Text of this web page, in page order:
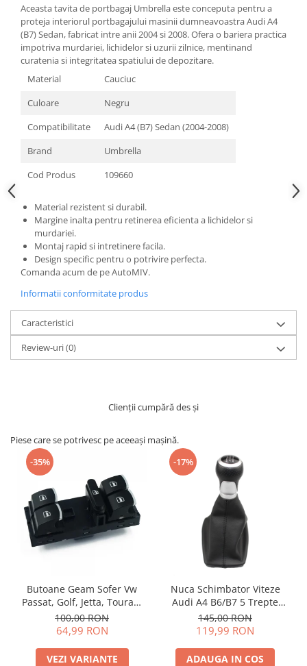
Aceasta tavita de portbagaj Umbrella este conceputa pentru a
proteja interiorul portbagajului masinii dumneavoastra Audi A4
(B7) Sedan, fabricat intre anii 2004 si 2008. Ofera o bariera practica
impotriva murdariei, lichidelor si uzurii zilnice, mentinand
curatenia si integritatea spatiului de depozitare.
Material
Cauciuc
Culoare
Negru
Compatibilitate
Audi A4 (B7) Sedan (2004-2008)
Brand
Umbrella
Cod Produs
109660
Material rezistent si durabil.
Margine inalta pentru retinerea eficienta a lichidelor si
murdariei.
Montaj rapid si intretinere facila.
Design specific pentru o potrivire perfecta.
Comanda acum de pe AutoMIV.
Informatii conformitate produs
Caracteristici
Review-uri(0)
Clienții cumpără des și
Piese care se potrivesc pe aceeași mașină.
-35%
Butoane Geam Sofer Vw
Passat, Golf, Jetta, Touran,
Tiguan, Touareg, Polo
100,00 RON
64,99 RON
VEZI VARIANTE
-17%
Nuca Schimbator Viteze
Audi A4 B6/B7 5 Trepte
12345R
145,00 RON
119,99 RON
ADAUGA IN COS